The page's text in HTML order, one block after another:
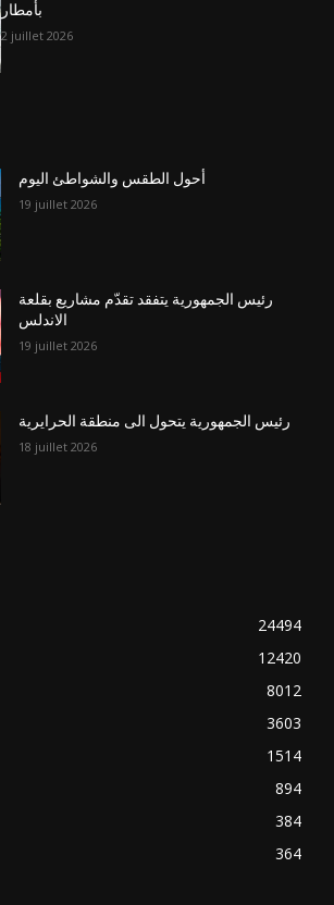
بأمطار
2 juillet 2026
أحول الطقس والشواطئ اليوم
19 juillet 2026
رئيس الجمهورية يتفقد تقدّم مشاريع بقلعة
الاندلس
19 juillet 2026
رئيس الجمهورية يتحول الى منطقة الحرايرية
18 juillet 2026
24494
12420
8012
3603
1514
894
384
364